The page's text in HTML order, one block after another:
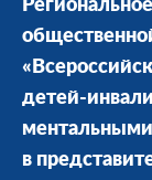
детей-
в